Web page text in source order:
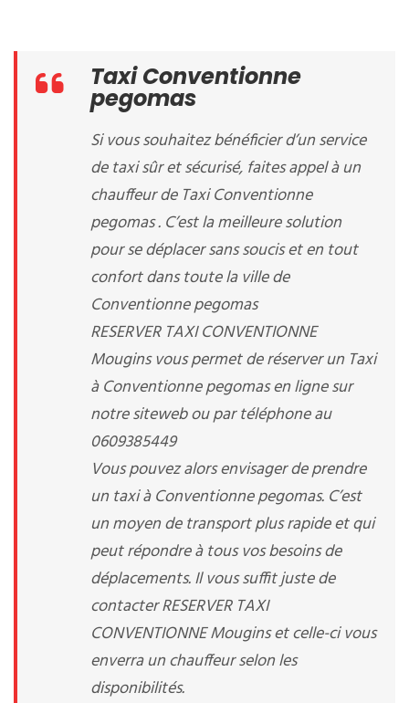
Taxi Conventionne
pegomas
Si vous souhaitez bénéficier d’un service
de taxi sûr et sécurisé, faites appel à un
chauffeur de Taxi Conventionne
pegomas . C’est la meilleure solution
pour se déplacer sans soucis et en tout
confort dans toute la ville de
Conventionne pegomas
RESERVER TAXI CONVENTIONNE
Mougins vous permet de réserver un Taxi
à Conventionne pegomas en ligne sur
notre siteweb ou par téléphone au
0609385449
Vous pouvez alors envisager de prendre
un taxi à Conventionne pegomas. C’est
un moyen de transport plus rapide et qui
peut répondre à tous vos besoins de
déplacements. Il vous suffit juste de
contacter RESERVER TAXI
CONVENTIONNE Mougins et celle-ci vous
enverra un chauffeur selon les
disponibilités.